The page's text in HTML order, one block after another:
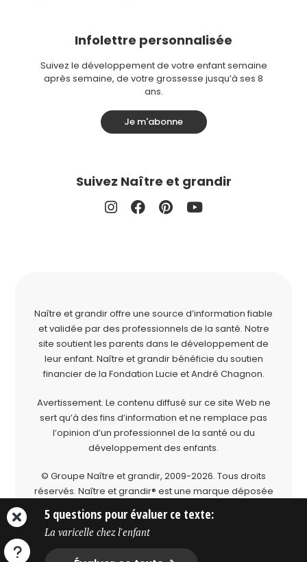
5 questions pour évaluer ce texte:
La varicelle chez l'enfant
Infolettre personnalisée
Suivez le développement de votre enfant semaine
après semaine, de votre grossesse jusqu’à ses 8
ans.
Je m'abonne
Suivez Naître et grandir
Naître et grandir offre une source d’information fiable
et validée par des professionnels de la santé. Notre
site soutient les parents dans le développement de
leur enfant. Naître et grandir bénéficie du soutien
financier de la Fondation Lucie et André Chagnon.
Avertissement. Le contenu diffusé sur ce site Web ne
sert qu’à des fins d’information et ne remplace pas
l’opinion d’un professionnel de la santé ou du
développement des enfants.
© Groupe Naître et grandir, 2009-2026. Tous droits
réservés. Naître et grandir® est une marque déposée
du Groupe Naître et grandir.